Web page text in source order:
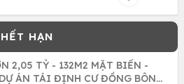
BIỂN -
ÁN TÁI ĐỊNH CƯ ĐỒNG BÔNG